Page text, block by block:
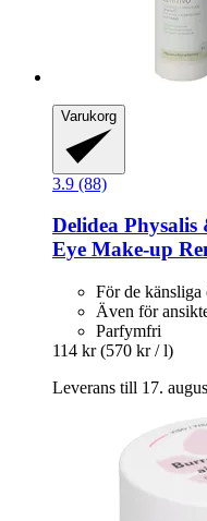
Varukorg
3.9 (88)
Delidea Physalis
Eye Make-​up
För de känsliga
Även för
Parfymfri
114 kr (570 kr / l)
Leverans till 17.